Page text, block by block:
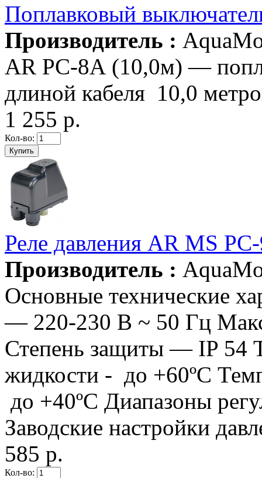
Поплавковый
Производитель :
AR РС-8А (10,0м) —
длиной кабеля 10,0
1 255 р.
Кол-во:
Реле давления AR MS
Производитель :
Основные технические
— 220-230 В ~ 50 Гц
Степень защиты — IP 54
жидкости - до +60ºС
до +40ºС Диапазоны
Заводские настройки
585 р.
Кол-во: